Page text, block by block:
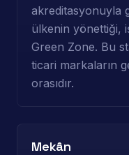
akreditasyonuyla
ülkenin yönettiği,
Green Zone. Bu
ticari markaların
orasıdır.
Mekân